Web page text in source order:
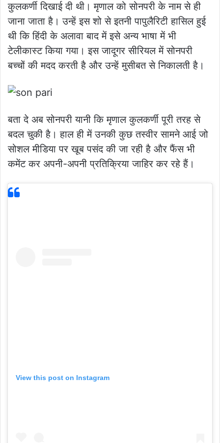
कुलकर्णी दिखाई दी थी। मृणाल को सोनपरी के नाम से ही
जाना जाता है। उन्हें इस शो से इतनी पापुलैरिटी हासिल हुई
थी कि हिंदी के अलावा बाद में इसे अन्य भाषा में भी
टेलीकास्ट किया गया। इस जादूगर सीरियल में सोनपरी
बच्चों की मदद करती है और उन्हें मुसीबत से निकालती है।
बता दे अब सोनपरी यानी कि मृणाल कुलकर्णी पूरी तरह से
बदल चुकी है। हाल ही में उनकी कुछ तस्वीर सामने आई जो
सोशल मीडिया पर खूब पसंद की जा रही है और फैंस भी
कमेंट कर अपनी-अपनी प्रतिक्रिया जाहिर कर रहे हैं।
View this post on Instagram